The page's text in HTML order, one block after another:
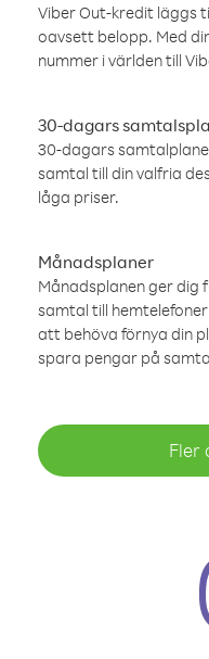
Viber Out-kredit läggs
oavsett belopp. Med
nummer i världen till
30-dagars
30-dagars
samtal till din valfria
låga priser.
Månadsplaner
Månadsplanen ger
samtal till
att behöva förnya din
spara pengar på
Fler